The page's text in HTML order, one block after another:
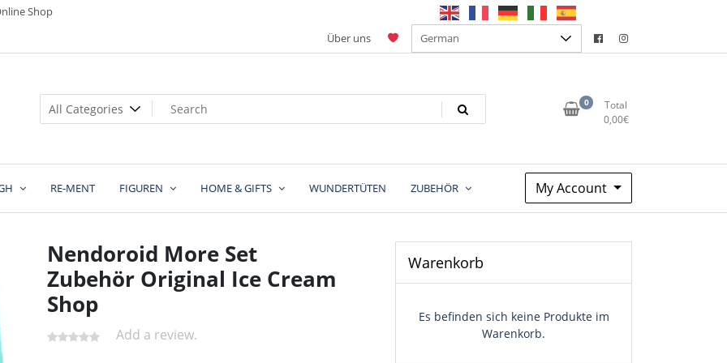
Shop
Über uns
0
Total
0,00€
RE-MENT FIGUREN HOME & GIFTS WUNDERTÜTEN ZUBEHÖR My Account
Nendoroid More Set
Zubehör Original Ice Cream
Shop
Add a review.
Warenkorb
Es befinden sich keine Produkte im
Warenkorb.